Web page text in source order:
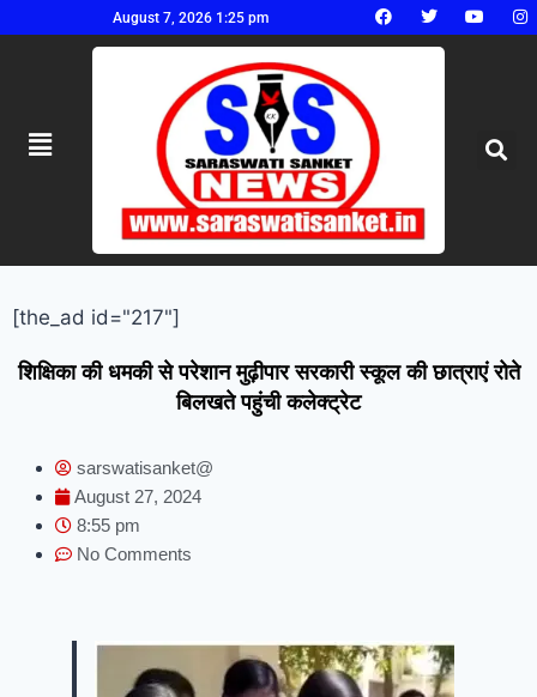
August 7, 2026 1:25 pm
[the_ad id="217"]
शिक्षिका की धमकी से परेशान मुढ़ीपार सरकारी स्कूल की छात्राएं रोते
बिलखते पहुंची कलेक्ट्रेट
sarswatisanket@
August 27, 2024
8:55 pm
No Comments